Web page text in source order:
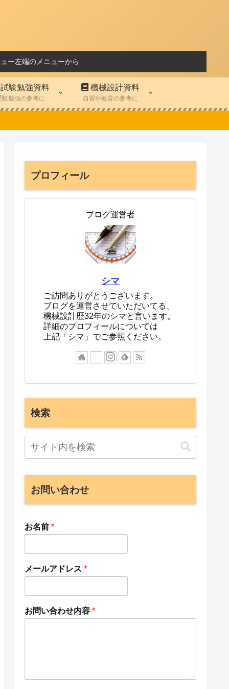
ー左端のメニューから
験勉強資料
験勉強の参考に
機械設計資料
自習や教育の参考に
プロフィール
ブログ運営者
シマ
ご訪問ありがとうございます。
ブログを運営させていただいてる、
機械設計歴32年のシマと言います。
詳細のプロフィールについては
上記「シマ」でご参照ください。
検索
お問い合わせ
お名前 *
メールアドレス *
お問い合わせ内容 *